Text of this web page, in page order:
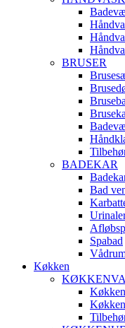
BRUSER
BADEKAR
Bad
Spabad
Køkken